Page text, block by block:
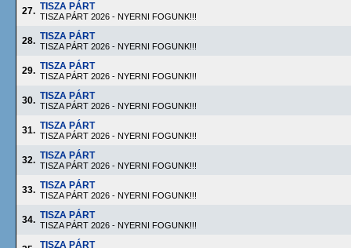
27. TISZA PÁRT
TISZA PÁRT 2026 - NYERNI FOGUNK!!!
28. TISZA PÁRT
TISZA PÁRT 2026 - NYERNI FOGUNK!!!
29. TISZA PÁRT
TISZA PÁRT 2026 - NYERNI FOGUNK!!!
30. TISZA PÁRT
TISZA PÁRT 2026 - NYERNI FOGUNK!!!
31. TISZA PÁRT
TISZA PÁRT 2026 - NYERNI FOGUNK!!!
32. TISZA PÁRT
TISZA PÁRT 2026 - NYERNI FOGUNK!!!
33. TISZA PÁRT
TISZA PÁRT 2026 - NYERNI FOGUNK!!!
34. TISZA PÁRT
TISZA PÁRT 2026 - NYERNI FOGUNK!!!
TISZA PÁRT